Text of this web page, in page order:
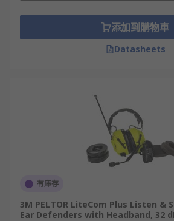
添加到購物車
Datasheets
有庫存
3M PELTOR LiteCom Plus Listen &
Ear Defenders with Headband, 32